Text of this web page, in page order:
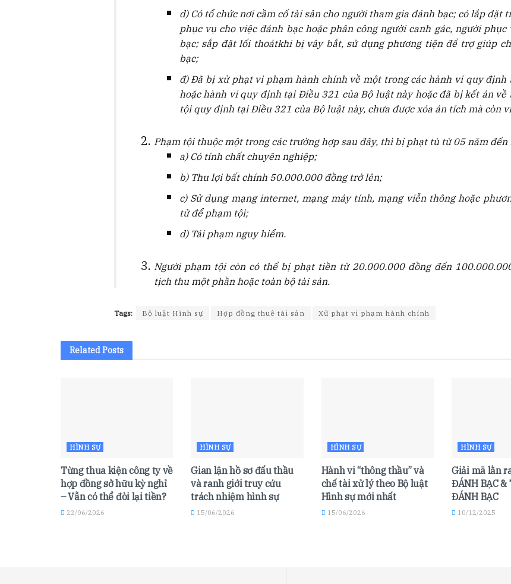
d) Có tổ chức nơi cầm cố tài sản cho người tham gia đánh bạc; có lắp đặt
phục vụ cho việc đánh bạc hoặc phân công người canh gác, người
bạc; sắp đặt lối thoátkhi bị vây bắt, sử dụng phương tiện để trợ giúp
bạc;
đ) Đã bị xử phạt vi phạm hành chính về một trong các hành vi quy định
hoặc hành vi quy định tại Điều 321 của Bộ luật này hoặc đã bị kết án về
tội quy định tại Điều 321 của Bộ luật này, chưa được xóa án tích mà còn
Phạm tội thuộc một trong các trường hợp sau đây, thì bị phạt tù từ 05 năm đến
a) Có tính chất chuyên nghiệp;
b) Thu lợi bất chính 50.000.000 đồng trở lên;
c) Sử dụng mạng internet, mạng máy tính, mạng viễn thông hoặc
tử để phạm tội;
d) Tái phạm nguy hiểm.
Người phạm tội còn có thể bị phạt tiền từ 20.000.000 đồng đến
tịch thu một phần hoặc toàn bộ tài sản.
Tags: Bộ luật Hình sự Hợp đồng thuê tài sản Xử phạt vi phạm hành chính
RelatedPosts
HÌNH SỰ
Từng thua kiện công ty về
hợp đồng sở hữu kỳ nghỉ
– Vẫn có thể đòi lại tiền?
22/06/2026
HÌNH SỰ
Gian lận hồ sơ đấu thầu
và ranh giới truy cứu
trách nhiệm hình sự
15/06/2026
HÌNH SỰ
Hành vi “thông thầu” và
chế tài xử lý theo Bộ luật
Hình sự mới nhất
15/06/2026
HÌNH SỰ
Giải mã lằn
ĐÁNH BẠC &
ĐÁNH BẠC
10/12/2025